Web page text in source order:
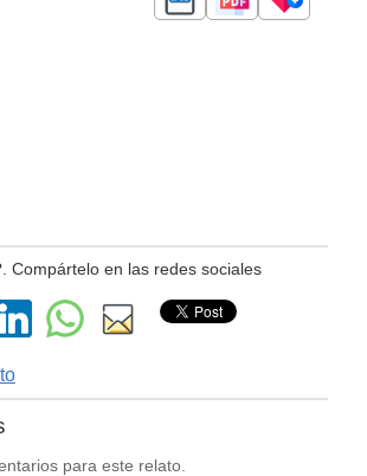
Compártelo en las redes sociales
para este relato.